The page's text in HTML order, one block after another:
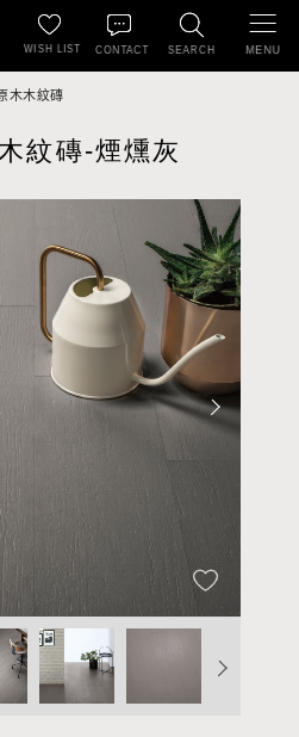
SEARCH
WISH LIST CONTACT MENU
木木紋磚
紋磚-煙燻灰